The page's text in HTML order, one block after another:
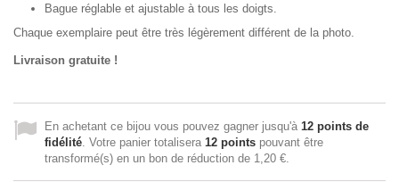
Bague réglable et ajustable à tous les doigts.
Chaque exemplaire peut être très légèrement différent de la photo.
Livraison gratuite !
En achetant ce bijou vous pouvez gagner jusqu'à 12 points de
fidélité. Votre panier totalisera 12 points pouvant être
transformé(s) en un bon de réduction de 1,20 €.